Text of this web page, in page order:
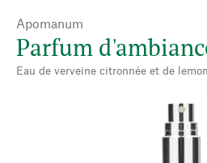
Apomanum
Parfum
Eau de verveine citronnée et de